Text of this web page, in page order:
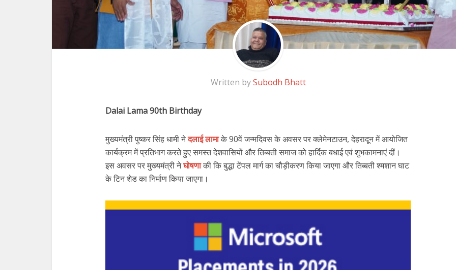
Written bySubodh Bhatt
Dalai Lama 90th Birthday
मुख्यमंत्री पुष्कर सिंह धामी नेदलाई लामाके 90वें जन्मदिवस के अवसर पर क्लेमेनटाउन, देहरादून में आयोजित
कार्यक्रम में प्रतिभाग करते हुए समस्त देशवासियों और तिब्बती समाज को हार्दिक बधाई एवं शुभकामनाएं दीं।
इस अवसर पर मुख्यमंत्री नेघोषणाकी कि बुद्धा टेंपल मार्ग का चौड़ीकरण किया जाएगा और तिब्बती श्मशान घाट
के टिन शेड का निर्माण किया जाएगा।